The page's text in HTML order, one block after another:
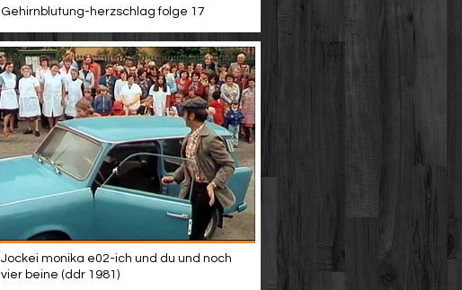
Gehirnblutung-herzschlag folge 17
Jockei monika e02-ich und du und noch
vier beine (ddr 1981)